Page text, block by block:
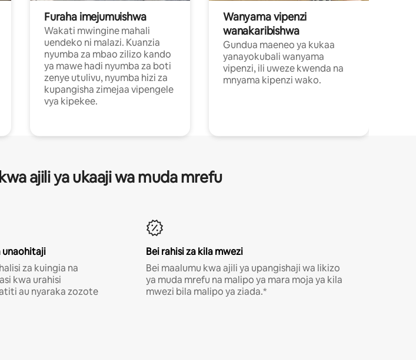
Furaha imejumuishwa
Wakati mwingine mahali
uendeko ni malazi. Kuanzia
nyumba za mbao zilizo kando
ya mawe hadi nyumba za boti
zenye utulivu, nyumba hizi za
kupangisha zimejaa vipengele
vya kipekee.
Wanyama vipenzi
wanakaribishwa
Gundua maeneo ya kukaa
yanayokubali wanyama
vipenzi, ili uweze kwenda na
mnyama kipenzi wako.
ajili ya ukaaji wa muda mrefu
unaohitaji
za kuingia na
kwa urahisi
au nyaraka zozote
Bei rahisi za kila mwezi
Bei maalumu kwa ajili ya upangishaji wa likizo
ya muda mrefu na malipo ya mara moja ya kila
mwezi bila malipo ya ziada.*